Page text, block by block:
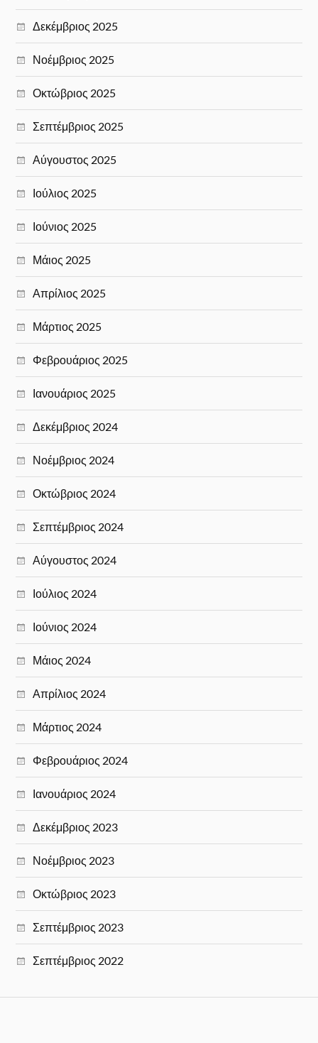
Δεκέμβριος 2025
Νοέμβριος 2025
Οκτώβριος 2025
Σεπτέμβριος 2025
Αύγουστος 2025
Ιούλιος 2025
Ιούνιος 2025
Μάιος 2025
Απρίλιος 2025
Μάρτιος 2025
Φεβρουάριος 2025
Ιανουάριος 2025
Δεκέμβριος 2024
Νοέμβριος 2024
Οκτώβριος 2024
Σεπτέμβριος 2024
Αύγουστος 2024
Ιούλιος 2024
Ιούνιος 2024
Μάιος 2024
Απρίλιος 2024
Μάρτιος 2024
Φεβρουάριος 2024
Ιανουάριος 2024
Δεκέμβριος 2023
Νοέμβριος 2023
Οκτώβριος 2023
Σεπτέμβριος 2023
Σεπτέμβριος 2022